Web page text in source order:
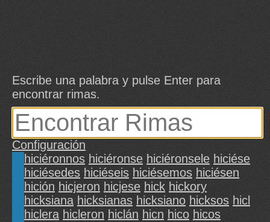
Escribe una palabra y pulse Enter para
encontrar rimas.
Configuración
hiciéronnos hiciéronse hiciéronsele hiciése
hiciésedes hiciéseis hiciésemos hiciésen
hición hicjeron hicjese hick hickory
hicksiana hicksianas hicksiano hicksos hicl
hiclera hicleron hiclán hicn hico hicos